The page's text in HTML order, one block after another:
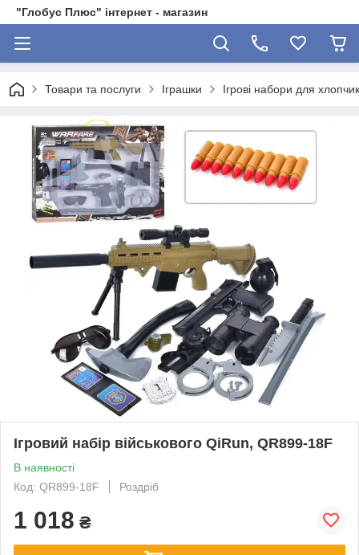
"Глобус Плюс" інтернет - магазин
Товари та послуги Іграшки Ігрові набори для
Ігровий набір військового QiRun, QR899-18F
В наявності
Код: QR899-18F
Роздріб
1 018 ₴